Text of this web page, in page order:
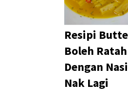
Resipi
Boleh
Dengan
Nak Lagi